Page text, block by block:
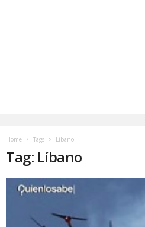
Home Tags Líbano
Tag: Líbano